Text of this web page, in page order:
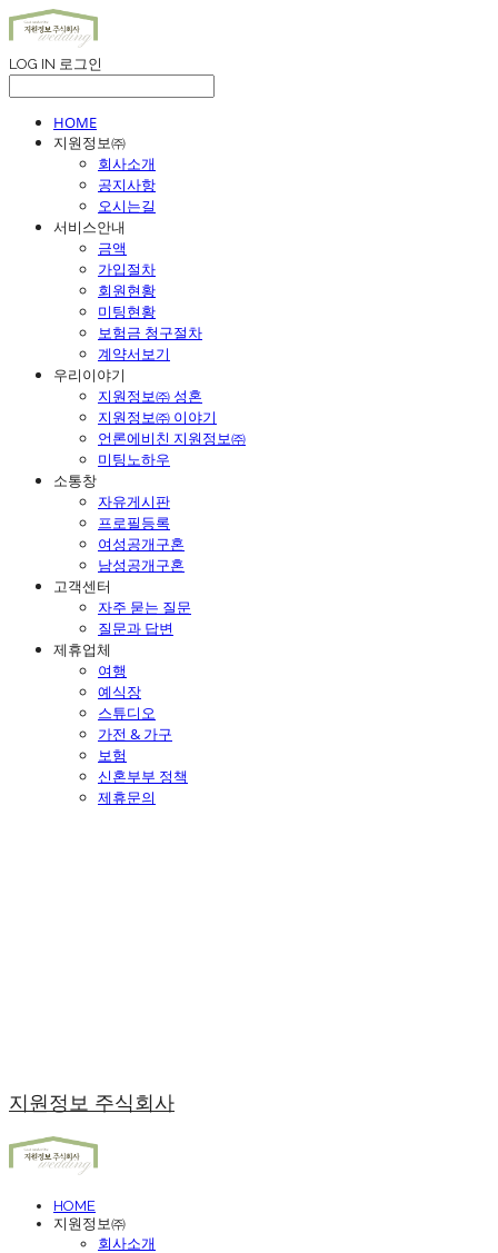
LOG IN 로그인
HOME
지원정보㈜
회사소개
공지사항
오시는길
서비스안내
금액
가입절차
회원현황
미팅현황
보험금 청구절차
계약서보기
우리이야기
지원정보㈜ 성혼
지원정보㈜ 이야기
언론에비친 지원정보㈜
미팅노하우
소통창
자유게시판
프로필등록
여성공개구혼
남성공개구혼
고객센터
자주 묻는 질문
질문과 답변
제휴업체
여행
예식장
스튜디오
가전 & 가구
보험
신혼부부 정책
제휴문의
지원정보 주식회사
HOME
지원정보㈜
회사소개